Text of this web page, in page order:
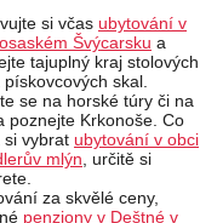
si včas ubytování v
Švýcarsku a
tajuplný kraj stolových
pískovcových skal.
se na horské túry či na
poznejte Krkonoše. Co
si vybrat ubytování v obci
mlýn, určitě si
za skvělé ceny,
penziony v Deštné v